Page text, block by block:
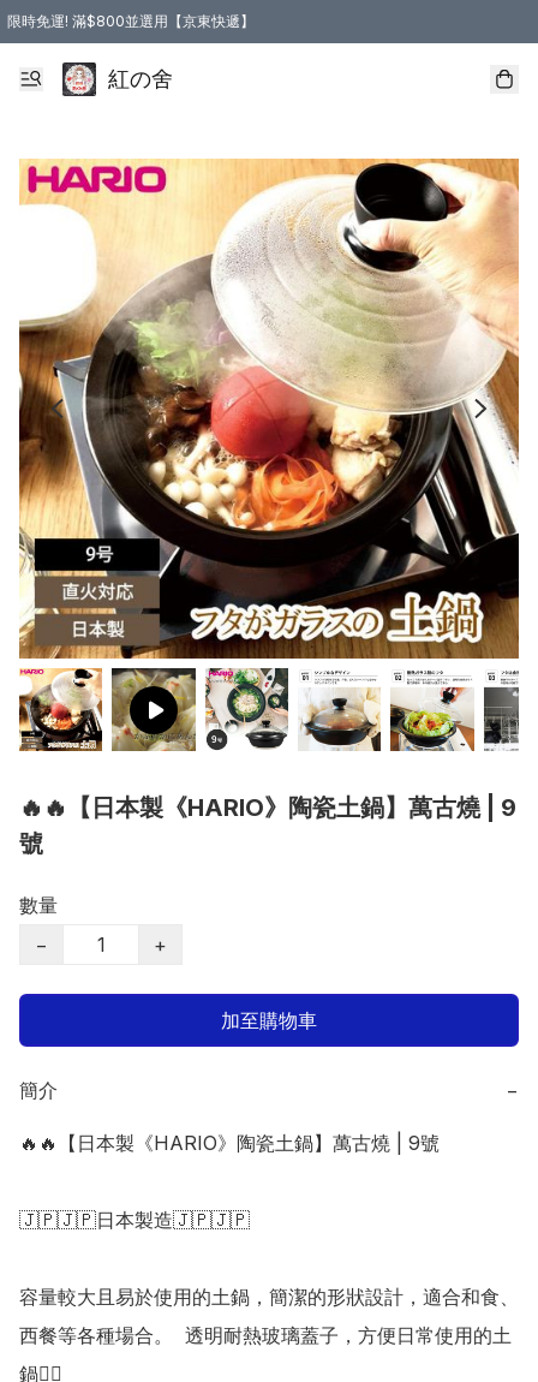
限時免運! 滿$800並選用【京東快遞】
紅の舍
🔥🔥【日本製《HARIO》陶瓷土鍋】萬古燒 | 9
號
數量
−
+
加至購物車
簡介 −
🔥🔥【日本製《HARIO》陶瓷土鍋】萬古燒 | 9號
🇯🇵🇯🇵日本製造🇯🇵🇯🇵
容量較大且易於使用的土鍋，簡潔的形狀設計，適合和食、
西餐等各種場合。  透明耐熱玻璃蓋子，方便日常使用的土
鍋👍🏻